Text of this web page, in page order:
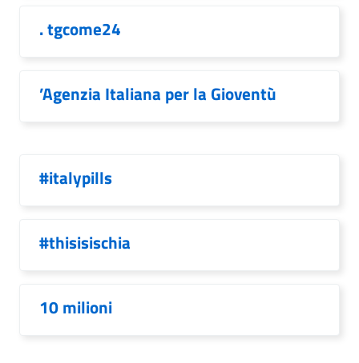
. tgcome24
’Agenzia Italiana per la Gioventù
#italypills
#thisisischia
10 milioni